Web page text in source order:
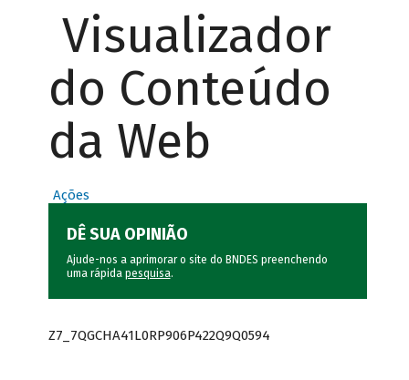
Visualizador
do Conteúdo
da Web
Ações
DÊ SUA OPINIÃO
Ajude-nos a aprimorar o site do BNDES preenchendo
uma rápida pesquisa.
Z7_7QGCHA41L0RP906P422Q9Q0594